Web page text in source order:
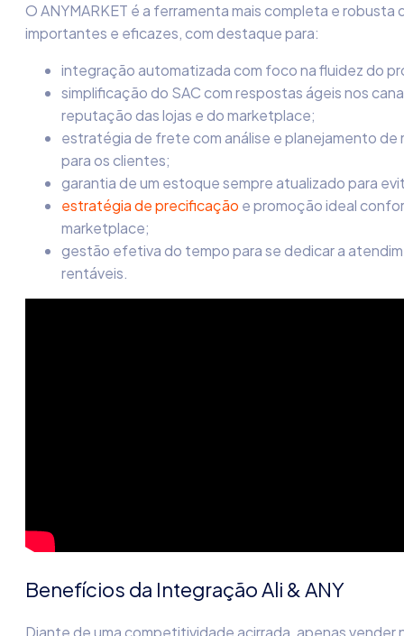
O ANYMARKET é a ferramenta mais completa e
importantes e eficazes, com destaque para:
integração automatizada com foco na fluidez do
simplificação do SAC com respostas ágeis nos
reputação das lojas e do marketplace;
estratégia de frete com análise e planejamento de
para os clientes;
garantia de um estoque sempre atualizado para
estratégia de precificação e promoção ideal
marketplace;
gestão efetiva do tempo para se dedicar a
rentáveis.
Benefícios da Integração Ali & ANY
Diante de uma competitividade acirrada, apenas vender